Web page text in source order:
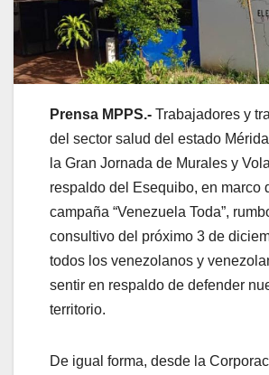
Prensa MPPS.- Trabajadores y
del sector salud del estado
la Gran Jornada de Murales y
respaldo del Esequibo, en marco
campaña “Venezuela Toda”,
consultivo del próximo 3 de
todos los venezolanos y
sentir en respaldo de defender
territorio.
De igual forma, desde la